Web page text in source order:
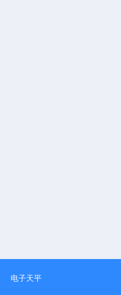
电子天平